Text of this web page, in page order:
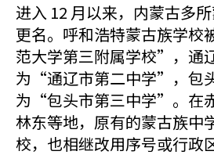
进入 12 月以来，内蒙古多
更名。呼和浩特蒙古族学
范大学第三附属学校”，通
为“通辽市第二中学”，包
为“包头市第三中学”。在
林东等地，原有的蒙古族中
校，也相继改用序号或行政